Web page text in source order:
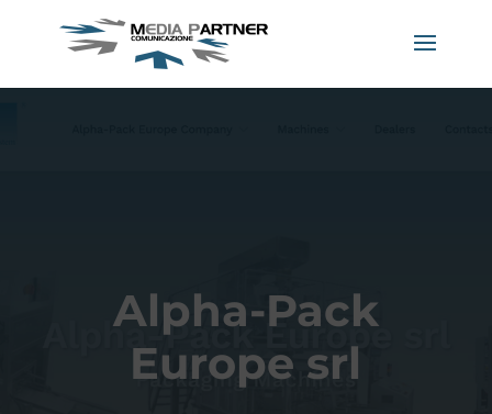
Alpha-Pack
Europe srl